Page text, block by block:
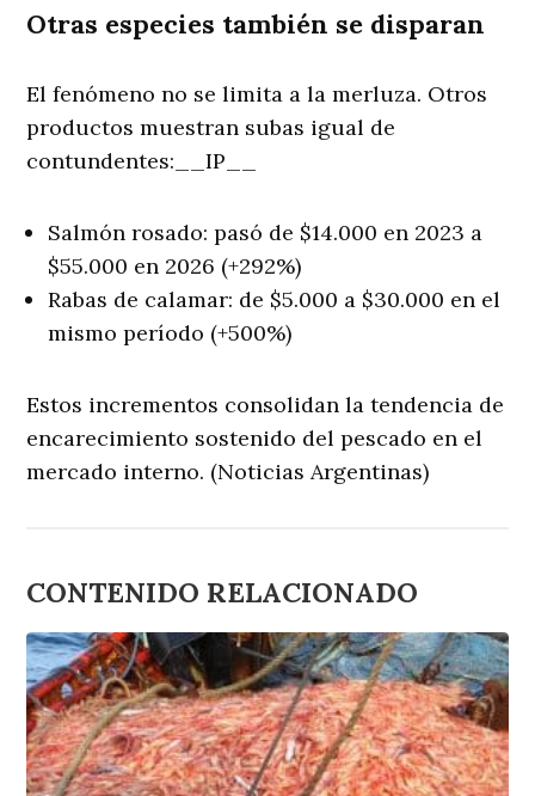
Otras especies también se disparan
El fenómeno no se limita a la merluza. Otros
productos muestran subas igual de
contundentes:__IP__
Salmón rosado: pasó de $14.000 en 2023 a
$55.000 en 2026 (+292%)
Rabas de calamar: de $5.000 a $30.000 en el
mismo período (+500%)
Estos incrementos consolidan la tendencia de
encarecimiento sostenido del pescado en el
mercado interno. (Noticias Argentinas)
CONTENIDO RELACIONADO